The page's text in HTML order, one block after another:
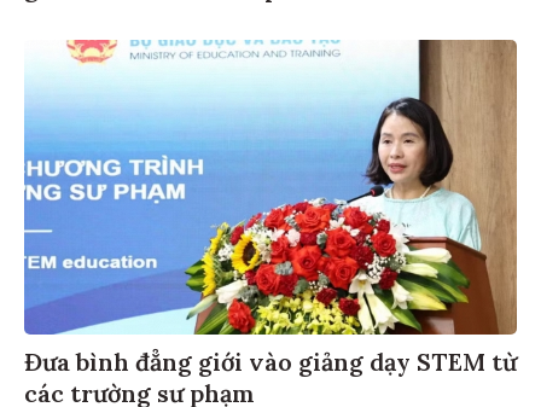
Đưa bình đẳng giới vào giảng dạy STEM từ
các trường sư phạm